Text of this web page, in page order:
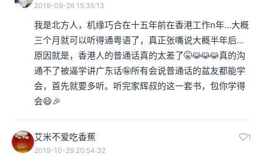
2019-09-26 15:35:13
我是北方人，机缘巧合在十五年前在香港工作n年...大概
三个月就可以听得通粤语了，真正张嘴说大概半年后...
原因就是，香港人的普通话真的太差了🤫😹😹😹真的沟
通不了被逼学讲广东话🤪所有会说普通话的盆友都能学
会，首先就要多听。听完家辉叔的这一套书，包你学得
会😄🎉
艾米不爱吃香蕉 1
2019-10-29 20:54:32